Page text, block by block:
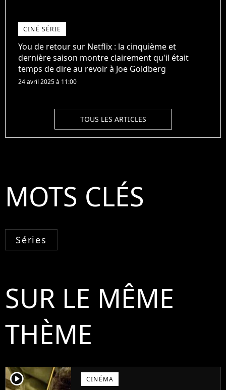
CINÉ SÉRIE
You de retour sur Netflix : la cinquième et
dernière saison montre clairement qu'il était
temps de dire au revoir à Joe Goldberg
24 avril 2025 à 11:00
TOUS LES ARTICLES
MOTS CLÉS
Séries
SUR LE MÊME
THÈME
player2 CINÉMA